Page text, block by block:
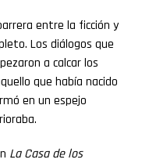
entre la ficción y
Los diálogos que
a calcar los
que había nacido
en un espejo
La Casa de los